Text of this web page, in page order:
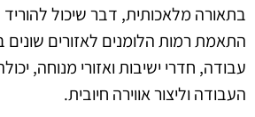
בתאורה מלאכותית, דבר שיכול
התאמת רמות הלומנים לאזורים שונים
עבודה, חדרי ישיבות ואזורי מנוחה,
העבודה וליצור אווירה חיובית.